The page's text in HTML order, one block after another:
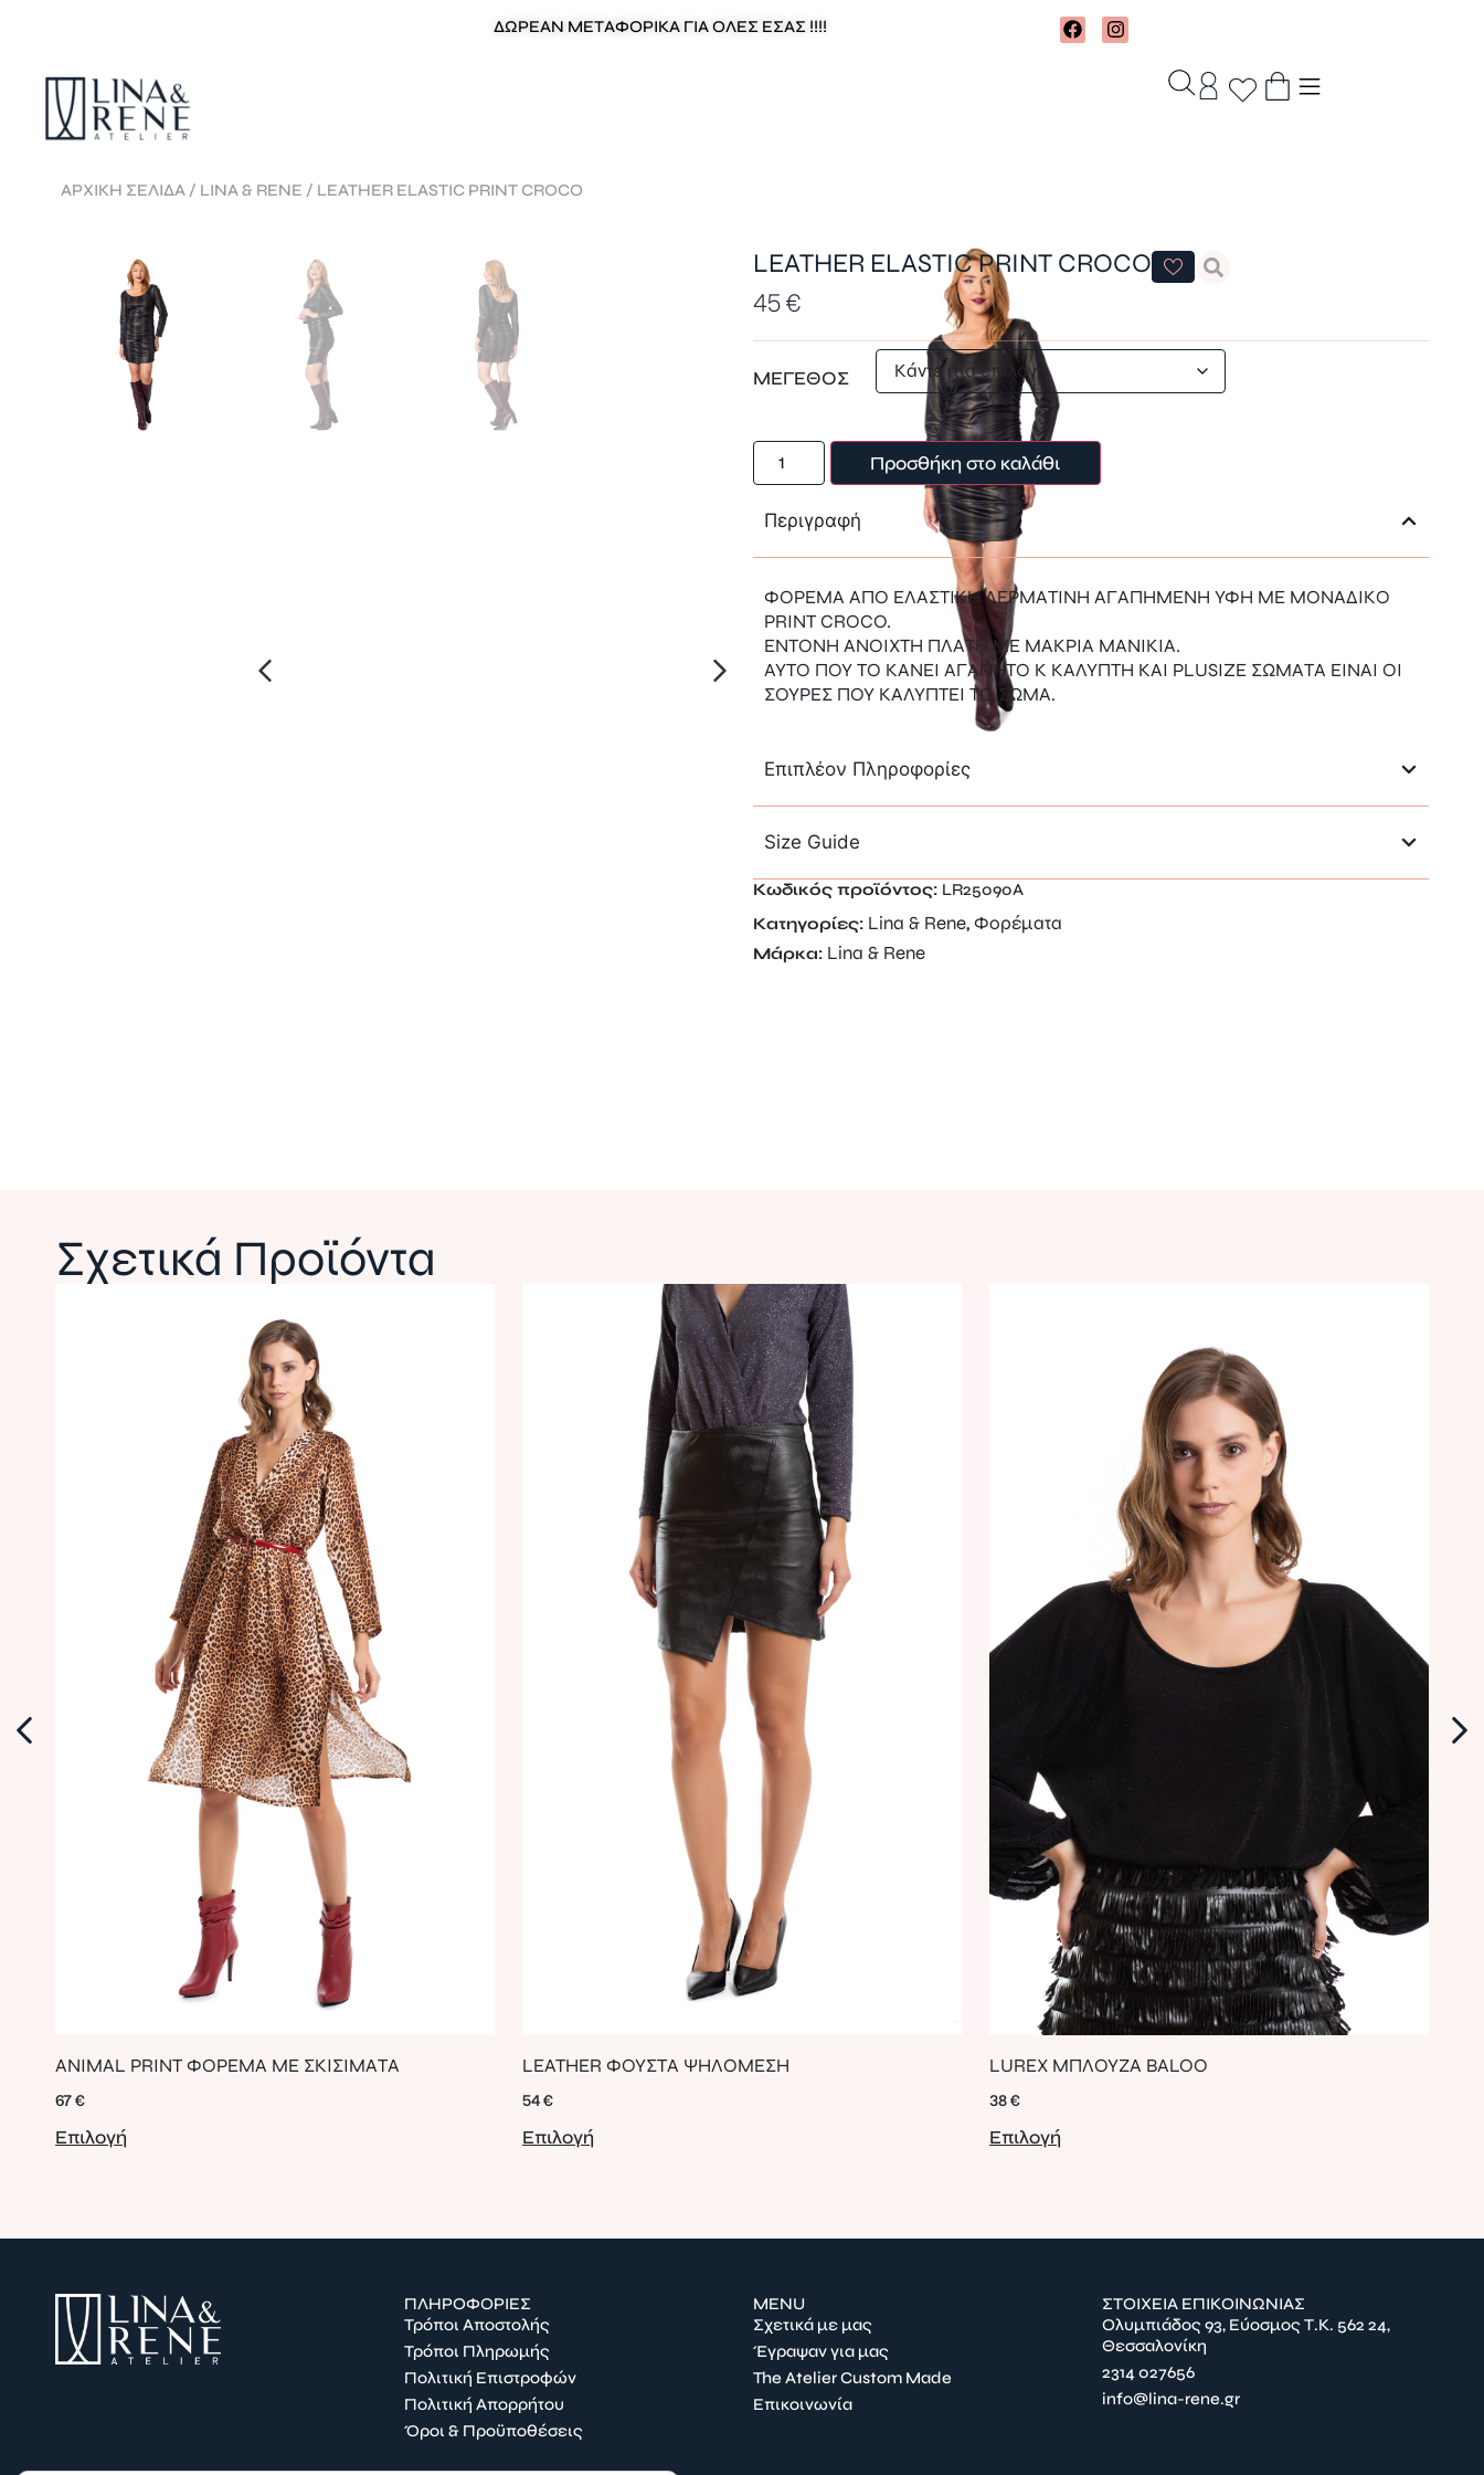
ΔΩΡΕΑΝ ΜΕΤΑΦΟΡΙΚΑ ΓΙΑ ΟΛΕΣ ΕΣΑΣ !!!!
ΑΡΧΙΚΉ ΣΕΛΊΔΑ / LINA & RENE / LEATHER ELASTIC PRINT CROCO
LEATHER ELASTIC PRINT CROCO
45€
ΜΕΓΕΘΟΣ
Προσθήκη στο καλάθι
Περιγραφή
ΦΟΡΕΜΑ ΑΠΟ ΕΛΑΣΤΙΚΗ ΔΕΡΜΑΤΙΝΗ ΑΓΑΠΗΜΕΝΗ ΥΦΗ ΜΕ ΜΟΝΑΔΙΚΟ
PRINT CROCO.
ΕΝΤΟΝΗ ΑΝΟΙΧΤΗ ΠΛΑΤΗ ΜΕ ΜΑΚΡΙΑ ΜΑΝΙΚΙΑ.
ΑΥΤΟ ΠΟΥ ΤΟ ΚΑΝΕΙ ΑΓΑΠΗΤΟ Κ ΚΑΛΥΠΤΗ ΚΑΙ PLUSIZE ΣΩΜΑΤΑ ΕΙΝΑΙ ΟΙ
ΣΟΥΡΕΣ ΠΟΥ ΚΑΛΥΠΤΕΙ ΤΟ ΣΩΜΑ.
Επιπλέον Πληροφορίες
Size Guide
Κωδικός προϊόντος: LR25090A
Κατηγορίες: Lina & Rene, Φορέματα
Μάρκα: Lina & Rene
Σχετικά Προϊόντα
ANIMAL PRINT ΦΟΡΕΜΑ ΜΕ ΣΚΙΣΙΜΑΤΑ
67€
Επιλογή
LEATHER ΦΟΥΣΤΑ ΨΗΛΟΜΕΣΗ
54€
Επιλογή
LUREX ΜΠΛΟΥΖΑ BALOO
38€
Επιλογή
ΠΛΗΡΟΦΟΡΙΕΣ
Τρόποι Αποστολής
Τρόποι Πληρωμής
Πολιτική Επιστροφών
Πολιτική Απορρήτου
Όροι & Προϋποθέσεις
MENU
Σχετικά με μας
Έγραψαν για μας
The Atelier Custom Made
Επικοινωνία
ΣΤΟΙΧΕΙΑ ΕΠΙΚΟΙΝΩΝΙΑΣ
Ολυμπιάδος 93, Εύοσμος Τ.Κ. 562 24,
Θεσσαλονίκη
2314 027656
info@lina-rene.gr